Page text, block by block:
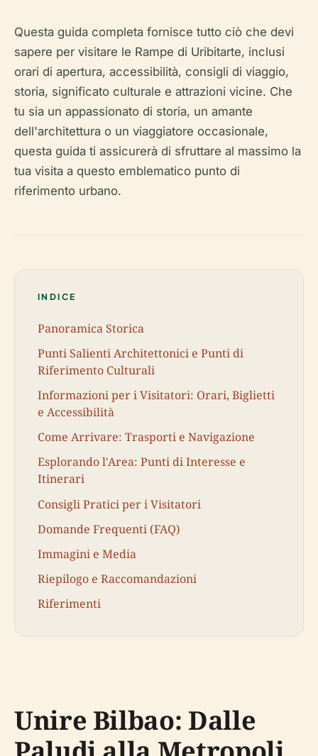
Questa guida completa fornisce tutto ciò che devi
sapere per visitare le Rampe di Uribitarte, inclusi
orari di apertura, accessibilità, consigli di viaggio,
storia, significato culturale e attrazioni vicine. Che
tu sia un appassionato di storia, un amante
dell'architettura o un viaggiatore occasionale,
questa guida ti assicurerà di sfruttare al massimo la
tua visita a questo emblematico punto di
riferimento urbano.
INDICE
Panoramica Storica
Punti Salienti Architettonici e Punti di
Riferimento Culturali
Informazioni per i Visitatori: Orari, Biglietti
e Accessibilità
Come Arrivare: Trasporti e Navigazione
Esplorando l'Area: Punti di Interesse e
Itinerari
Consigli Pratici per i Visitatori
Domande Frequenti (FAQ)
Immagini e Media
Riepilogo e Raccomandazioni
Riferimenti
Unire Bilbao: Dalle